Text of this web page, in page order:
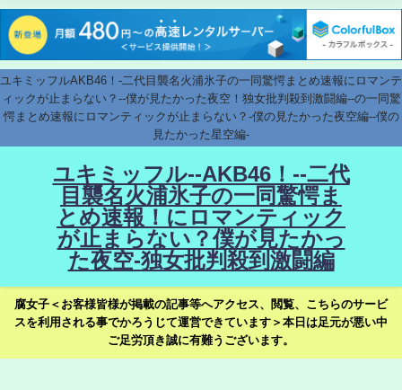
ユキミッフルAKB46！-二代目襲名火浦氷子の一同驚愕まとめ速報にロマンテ
ィックが止まらない？--僕が見たかった夜空！独女批判殺到激闘編--の一同驚
愕まとめ速報にロマンティックが止まらない？-僕の見たかった夜空編--僕の
見たかった星空編-
ユキミッフル--AKB46！--二代
目襲名火浦氷子の一同驚愕ま
とめ速報！にロマンティック
が止まらない？僕が見たかっ
た夜空-独女批判殺到激闘編
腐女子＜お客様皆様が掲載の記事等へアクセス、閲覧、こちらのサービ
スを利用される事でかろうじて運営できています＞本日は足元が悪い中
ご足労頂き誠に有難うございます。